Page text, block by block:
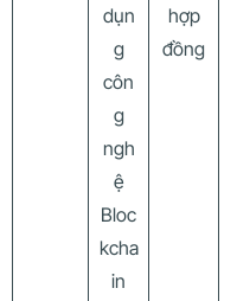
dụn
g
côn
g
ngh
ệ
Bloc
kcha
in
hợp
đồng